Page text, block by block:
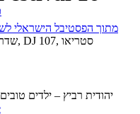
שדרים “12, ישראל, 1985, ישראדיסק, DJ 107, סטריאו
1. יהודית רביץ‏ – ילדים